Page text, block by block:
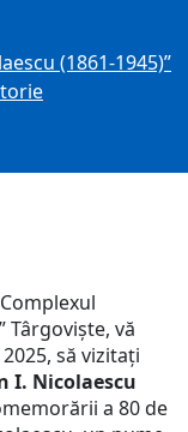
(1861-1945)”
Târgoviște, vă
să vizitați
I. Nicolaescu
a 80 de